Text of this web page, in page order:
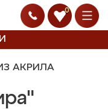
0
АКРИЛА